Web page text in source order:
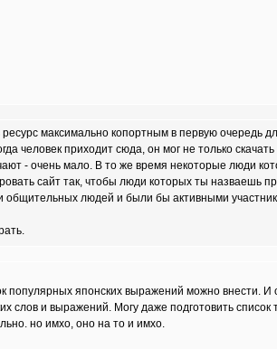
максимально копортным в первую очередь
человек приходит сюда, он мог не только
- очень мало. В то же время некоторые люди
сайт так, чтобы люди которых ты назваешь
общительных людей и были бы активными
популярных японских выражений можно
слов и выражений. Могу даже подготовить
но имхо, оно на то и имхо.